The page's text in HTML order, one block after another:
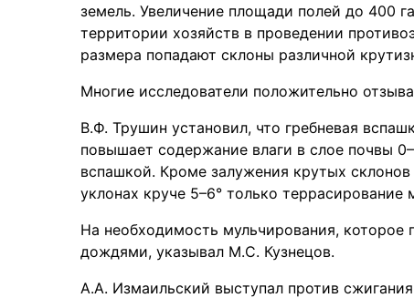
земель. Увеличение площади полей до 400
территории хозяйств в проведении
размера попадают склоны различной
Многие исследователи положительно
В.Ф. Трушин установил, что гребневая
повышает содержание влаги в слое почвы
вспашкой. Кроме залужения крутых
уклонах круче 5–6° только
На необходимость мульчирования, которое
дождями, указывал М.С. Кузнецов.
А.А. Измаильский выступал против